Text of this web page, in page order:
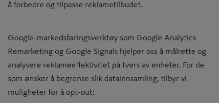
å forbedre og tilpasse reklametilbudet.
Google-markedsføringsverktøy som Google Analytics
Remarketing og Google Signals hjelper oss å målrette og
analysere reklameeffektivitet på tvers av enheter. For de
som ønsker å begrense slik datainnsamling, tilbyr vi
muligheter for å opt-out: